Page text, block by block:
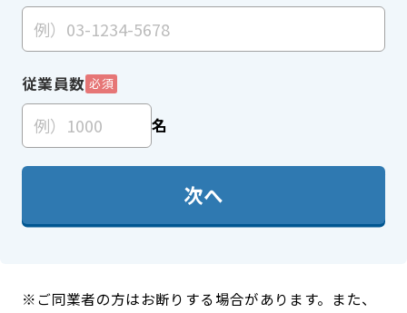
従業員数 必須
名
次へ
※ご同業者の方はお断りする場合があります。また、